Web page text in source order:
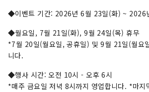
◆이벤트 기간: 2026년 6월 23일(화) ~ 2026
◆월요일, 7월 21일(화), 9월 24일(목) 휴무
*7월 20일(월요일, 공휴일) 및 9월 21일(월요
니다.
◆행사 시간: 오전 10시 - 오후 6시
*매주 금요일 저녁 8시까지 영업합니다. *마지